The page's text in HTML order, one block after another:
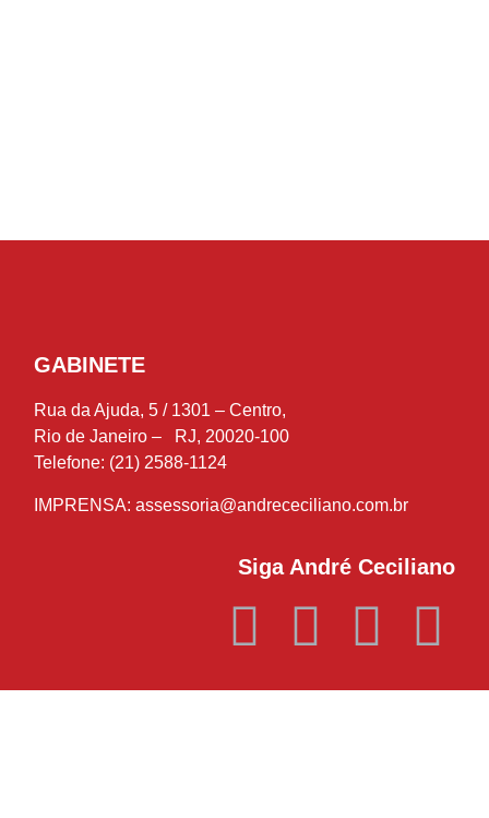
GABINETE
Rua da Ajuda, 5 / 1301 – Centro,
Rio de Janeiro – RJ, 20020-100
Telefone: (21) 2588-1124
IMPRENSA: assessoria@andrececiliano.com.br
Siga André Ceciliano